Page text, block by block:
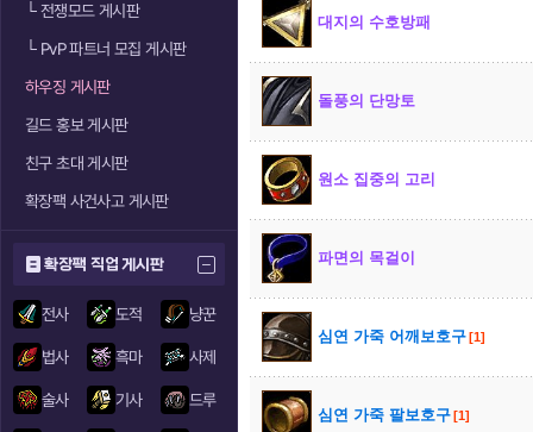
└전쟁모드 게시판
└PvP 파트너 모집 게시판
하우징 게시판
길드 홍보 게시판
친구 초대 게시판
확장팩 사건사고 게시판
확장팩 직업 게시판
전사 도적 냥꾼
법사 흑마 사제
술사 기사 드루
대지의 수호방패
돌풍의 단망토
원소 집중의 고리
파면의 목걸이
심연 가죽 어깨보호구[1]
심연 가죽 팔보호구[1]